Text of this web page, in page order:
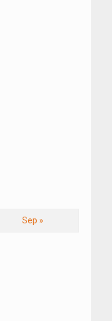
Sep »